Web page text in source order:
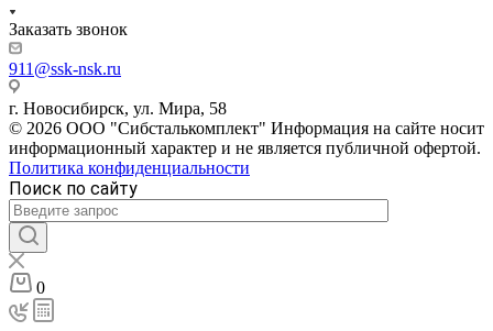
Заказать звонок
911@ssk-nsk.ru
г. Новосибирск, ул. Мира, 58
© 2026 ООО "Сибсталькомплект" Информация на сайте носит
информационный характер и не является публичной офертой.
Политика конфиденциальности
Поиск по сайту
0